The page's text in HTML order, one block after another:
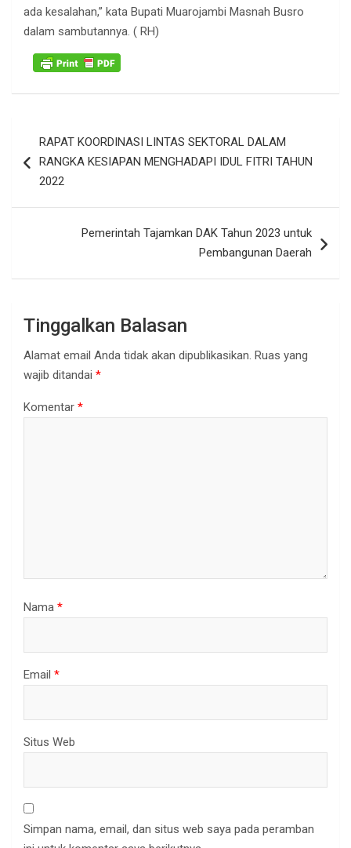
ada kesalahan,” kata Bupati Muarojambi Masnah Busro
dalam sambutannya. ( RH)
posRAPAT KOORDINASI LINTAS SEKTORAL DALAM
RANGKA KESIAPAN MENGHADAPI IDUL FITRI TAHUN
2022
Pemerintah Tajamkan DAK Tahun 2023 untuk
Pembangunan Daerah
Tinggalkan Balasan
Alamat email Anda tidak akan dipublikasikan. Ruas yang
wajib ditandai *
Komentar *
Nama *
Email *
Situs Web
Simpan nama, email, dan situs web saya pada peramban